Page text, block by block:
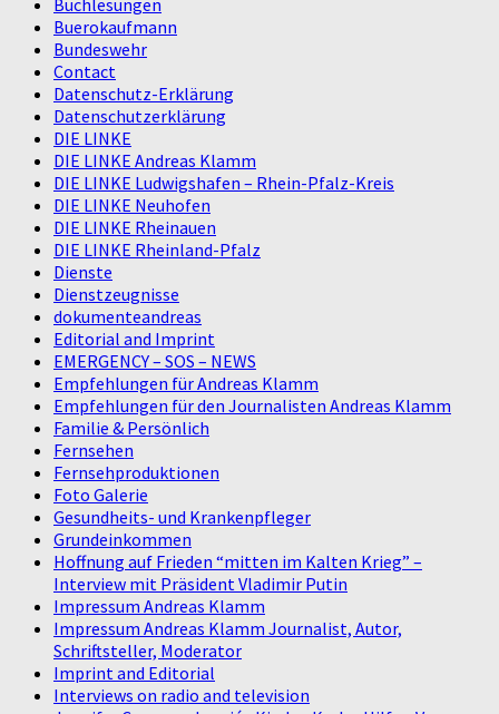
Buchlesungen
Buerokaufmann
Bundeswehr
Contact
Datenschutz-Erklärung
Datenschutzerklärung
DIE LINKE
DIE LINKE Andreas Klamm
DIE LINKE Ludwigshafen – Rhein-Pfalz-Kreis
DIE LINKE Neuhofen
DIE LINKE Rheinauen
DIE LINKE Rheinland-Pfalz
Dienste
Dienstzeugnisse
dokumenteandreas
Editorial and Imprint
EMERGENCY – SOS – NEWS
Empfehlungen für Andreas Klamm
Empfehlungen für den Journalisten Andreas Klamm
Familie & Persönlich
Fernsehen
Fernsehproduktionen
Foto Galerie
Gesundheits- und Krankenpfleger
Grundeinkommen
Hoffnung auf Frieden “mitten im Kalten Krieg” –
Interview mit Präsident Vladimir Putin
Impressum Andreas Klamm
Impressum Andreas Klamm Journalist, Autor,
Schriftsteller, Moderator
Imprint and Editorial
Interviews on radio and television